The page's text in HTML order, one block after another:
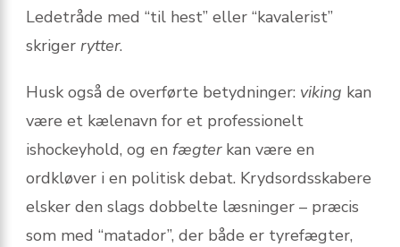
Ledetråde med “til hest” eller “kavalerist”
skriger rytter.
Husk også de overførte betydninger: viking kan
være et kælenavn for et professionelt
ishockeyhold, og en fægterkan være en
ordkløver i en politisk debat. Krydsordsskabere
elsker den slags dobbelte læsninger – præcis
som med “matador”, der både er tyrefægter,